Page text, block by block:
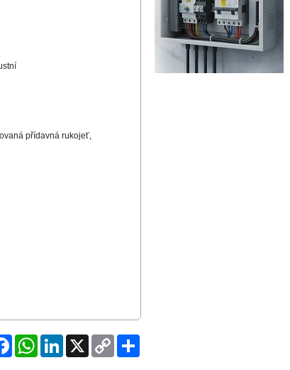
přídavná rukojeť,
FacebookWhatsAppLinkedIn
X
Copy
Link
Share